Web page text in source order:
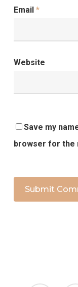
Email *
Website
Save my
browser for the